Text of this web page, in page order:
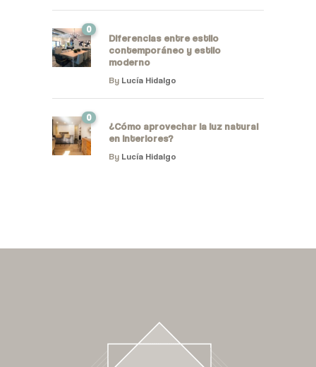
0
Diferencias entre estilo
contemporáneo y estilo
moderno
By Lucía Hidalgo
0
¿Cómo aprovechar la luz natural
en interiores?
By Lucía Hidalgo